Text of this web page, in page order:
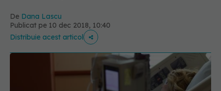
De Dana Lascu
Publicat pe 10 dec 2018, 10:40
Distribuie acest articol